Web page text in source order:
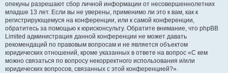
опекуны разрешают сбор личной информации от несовершеннолетних
младше 13 лет. Если вы не уверены, применимо ли это к вам, как к
регистрирующемуся на конференции, или к самой конференции,
обратитесь за помощью к юрисконсульту. Обратите внимание, что phpBB
Limited администрация данной конференции не может давать
рекомендаций по правовым вопросам и не является объектом
юридических отношений, кроме указанных в ответе на вопрос «С кем
можно связаться по вопросу некорректного использования и/или
юридических вопросов, связанных с этой конференцией?».